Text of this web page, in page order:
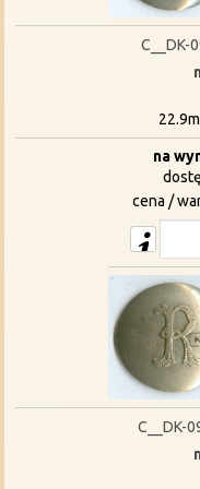
C__DK-
na
cena /
C__DK-